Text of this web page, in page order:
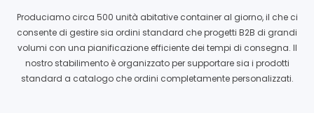
Produciamo circa 500 unità abitative container al giorno, il che ci
consente di gestire sia ordini standard che progetti B2B di grandi
volumi con una pianificazione efficiente dei tempi di consegna. Il
nostro stabilimento è organizzato per supportare sia i prodotti
standard a catalogo che ordini completamente personalizzati.